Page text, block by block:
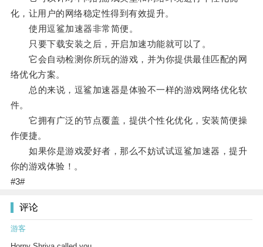
化，让用户的网络稳定性得到有效提升。
使用逗鲨加速器非常简便。
只要下载安装之后，开启加速功能就可以了。
它会自动检测你所玩的游戏，并为你提供最佳匹配的网
络优化方案。
总的来说，逗鲨加速器是体验不一样的游戏网络优化软
件。
它拥有广泛的节点覆盖，提供个性化优化，安装简便操
作便捷。
如果你是游戏爱好者，那么不妨试试逗鲨加速器，提升
你的游戏体验！。
#3#
评论
游客